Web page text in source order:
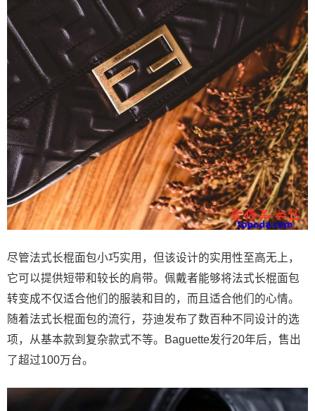
尽管法式长棍面包小巧实用，但该设计的实用性至高无上，
它可以提供短带和较长的肩带。佩戴者能够将法式长棍面包
转变成不仅适合他们的服装和目的，而且适合他们的心情。
随着法式长棍面包的流行，芬迪发布了数百种不同设计的选
项，从基本款到复杂款式不等。Baguette发行20年后，售出
了超过100万台。